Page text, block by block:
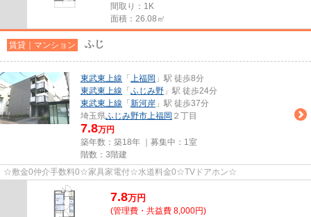
間取り：1K
面積：26.08㎡
賃貸｜マンション ふじ
東武東上線 「 上福岡 」駅 徒歩8分
東武東上線 「 ふじみ野 」駅 徒歩24分
東武東上線 「 新河岸 」駅 徒歩37分
埼玉県ふじみ野市上福岡 ２丁目
7.8万円
築年数：築18年 ｜募集中： 1室
階数：3階建
☆敷金0仲介手数料0☆家具家電付☆水道料金0☆TVドアホン☆
7.8万円
(管理費・共益費 8,000円)